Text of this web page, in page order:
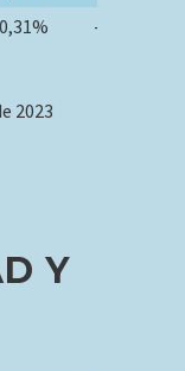
-0,59%
2023
Y